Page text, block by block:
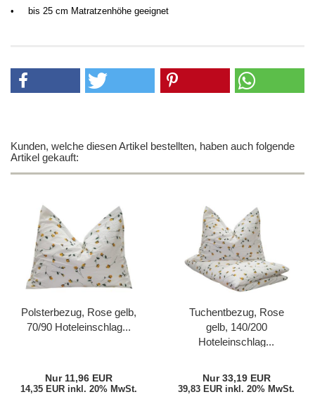
•
bis 25 cm Matratzenhöhe geeignet
Kunden, welche diesen Artikel bestellten, haben auch folgende
Artikel gekauft:
Polsterbezug, Rose gelb,
70/90 Hoteleinschlag...
Nur 11,96 EUR
14,35 EUR inkl. 20% MwSt.
Tuchentbezug, Rose
gelb, 140/200
Hoteleinschlag...
Nur 33,19 EUR
39,83 EUR inkl. 20% MwSt.